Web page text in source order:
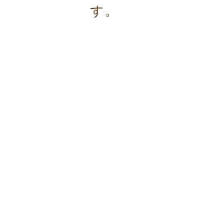
す。